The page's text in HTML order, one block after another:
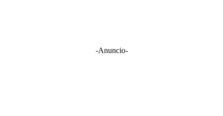
-Anuncio-